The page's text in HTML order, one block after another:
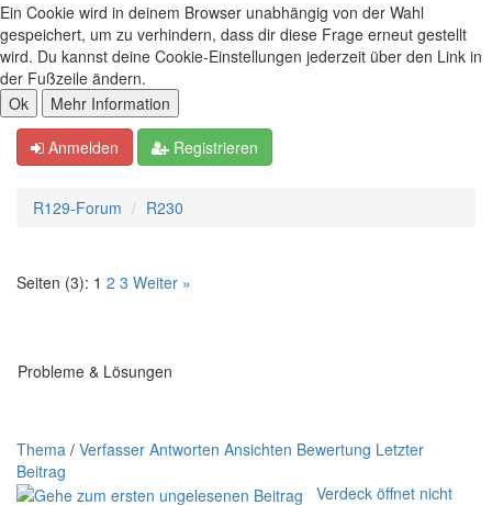
Ein Cookie wird in deinem Browser unabhängig von der Wahl
gespeichert, um zu verhindern, dass dir diese Frage erneut gestellt
wird. Du kannst deine Cookie-Einstellungen jederzeit über den Link in
der Fußzeile ändern.
Anmelden Registrieren
R129-Forum R230
Seiten (3): 1 2 3 Weiter »
Probleme & Lösungen
Thema / Verfasser Antworten Ansichten Bewertung Letzter
Beitrag
Verdeck öffnet nicht